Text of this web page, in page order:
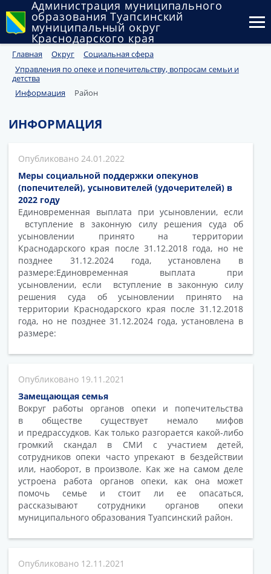
Администрация муниципального
образования Туапсинский
муниципальный округ
Краснодарского края
Округ
Администрация
Муниципальное имущество
Публичные слушания и общественные обсуждения
Документы
Главная Округ
Социальная сфера
Управления по опеке и попечительству, вопросам семьи и
детства
Информация
Район
ИНФОРМАЦИЯ
24.01.2022
Меры социальной поддержки опекунов
(попечителей), усыновителей (удочерителей) в
2022 году
Единовременная выплата при усыновлении, если
вступление в законную силу решения суда об
усыновлении принято на территории
Краснодарского края после 31.12.2018 года, но не
позднее 31.12.2024 года, установлена в
размере:Единовременная выплата при
усыновлении, если вступление в законную силу
решения суда об усыновлении принято на
территории Краснодарского края после 31.12.2018
года, но не позднее 31.12.2024 года, установлена в
размере:
19.11.2021
Замещающая семья
Вокруг работы органов опеки и попечительства
в обществе существует немало мифов
и предрассудков. Как только разгорается какой-либо
громкий скандал в СМИ с участием детей,
сотрудников опеки часто упрекают в бездействии
или, наоборот, в произволе. Как же на самом деле
устроена работа органов опеки, как она может
помочь семье и стоит ли ее опасаться,
рассказывают сотрудники органов опеки
муниципального образования Туапсинский район.
12.11.2021